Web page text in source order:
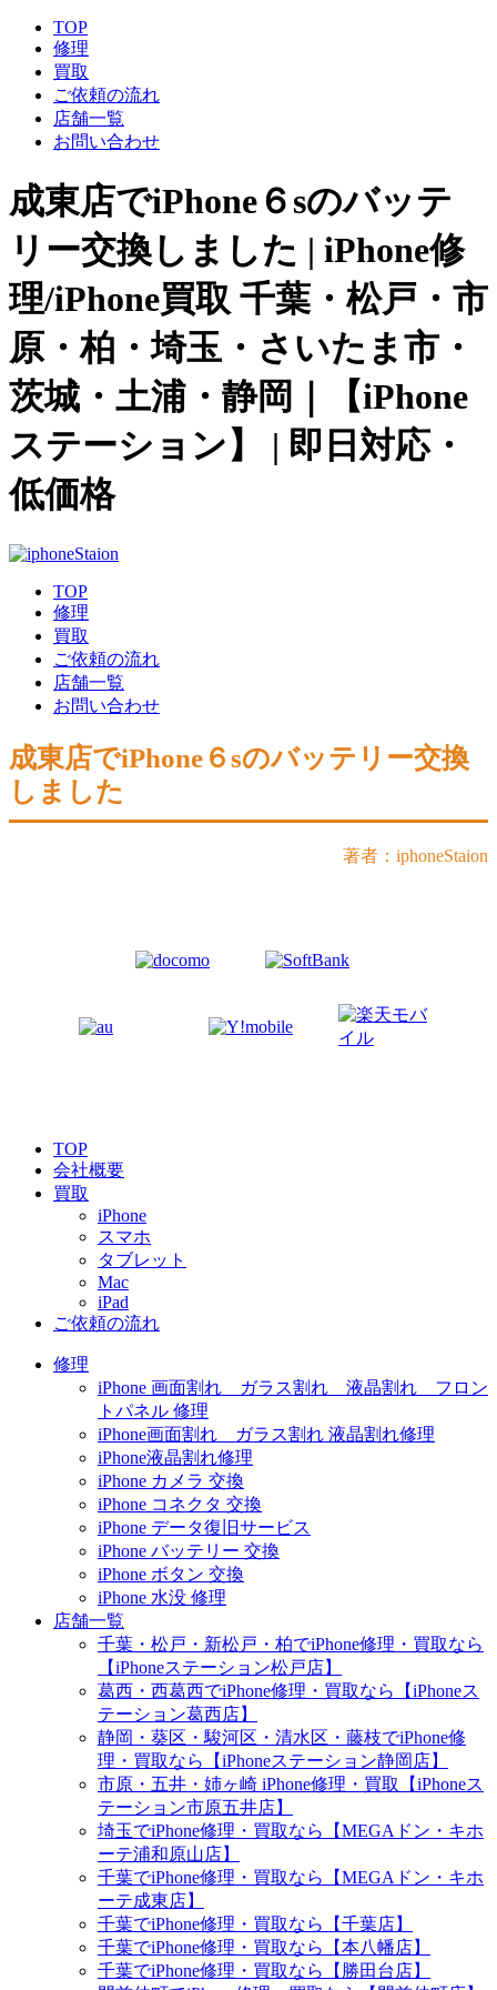
TOP
修理
買取
ご依頼の流れ
店舗一覧
お問い合わせ
成東店でiPhone６sのバッテ
リー交換しました | iPhone修
理/iPhone買取 千葉・松戸・市
原・柏・埼玉・さいたま市・
茨城・土浦・静岡｜【iPhone
ステーション】 | 即日対応・
低価格
TOP
修理
買取
ご依頼の流れ
店舗一覧
お問い合わせ
成東店でiPhone６sのバッテリー交換
しました
著者：iphoneStaion
TOP
会社概要
買取
iPhone
スマホ
タブレット
Mac
iPad
ご依頼の流れ
修理
iPhone 画面割れ ガラス割れ 液晶割れ フロン
トパネル 修理
iPhone画面割れ ガラス割れ 液晶割れ修理
iPhone液晶割れ修理
iPhone カメラ 交換
iPhone コネクタ 交換
iPhone データ復旧サービス
iPhone バッテリー 交換
iPhone ボタン 交換
iPhone 水没 修理
店舗一覧
千葉・松戸・新松戸・柏でiPhone修理・買取なら
【iPhoneステーション松戸店】
葛西・西葛西でiPhone修理・買取なら【iPhoneス
テーション葛西店】
静岡・葵区・駿河区・清水区・藤枝でiPhone修
理・買取なら【iPhoneステーション静岡店】
市原・五井・姉ヶ崎 iPhone修理・買取【iPhoneス
テーション市原五井店】
埼玉でiPhone修理・買取なら【MEGAドン・キホ
ーテ浦和原山店】
千葉でiPhone修理・買取なら【MEGAドン・キホ
ーテ成東店】
千葉でiPhone修理・買取なら【千葉店】
千葉でiPhone修理・買取なら【本八幡店】
千葉でiPhone修理・買取なら【勝田台店】